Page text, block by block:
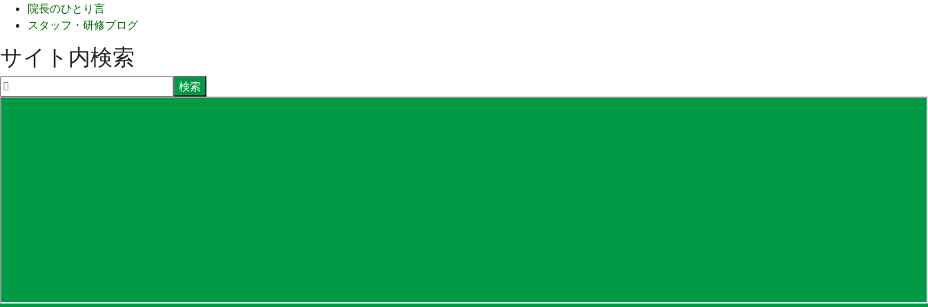
院長のひとり言
スタッフ・研修ブログ
サイト内検索